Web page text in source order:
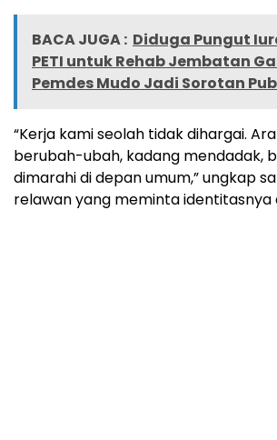
BACA JUGA : Diduga Pungut
PETI untuk Rehab Jembatan
Pemdes Mudo Jadi Sorotan
“Kerja kami seolah tidak dihargai.
berubah-ubah, kadang mendadak,
dimarahi di depan umum,” ungkap
relawan yang meminta identitasnya